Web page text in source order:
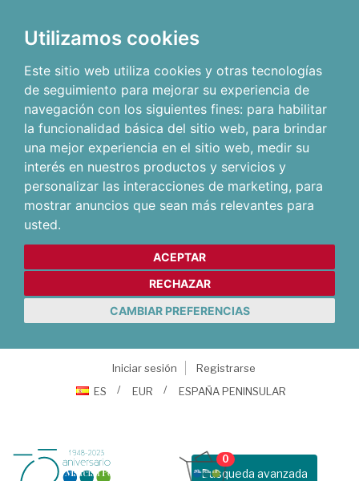
Utilizamos cookies
Este sitio web utiliza cookies y otras tecnologías
de seguimiento para mejorar su experiencia de
navegación con los siguientes fines: para habilitar
la funcionalidad básica del sitio web, para brindar
una mejor experiencia en el sitio web, medir su
interés en nuestros productos y servicios y
personalizar las interacciones de marketing, para
mostrar anuncios que sean más relevantes para
usted.
ACEPTAR
RECHAZAR
CAMBIAR PREFERENCIAS
Iniciar sesión
Registrarse
ES
EUR ESPAÑA PENINSULAR
Busqueda avanzada
0